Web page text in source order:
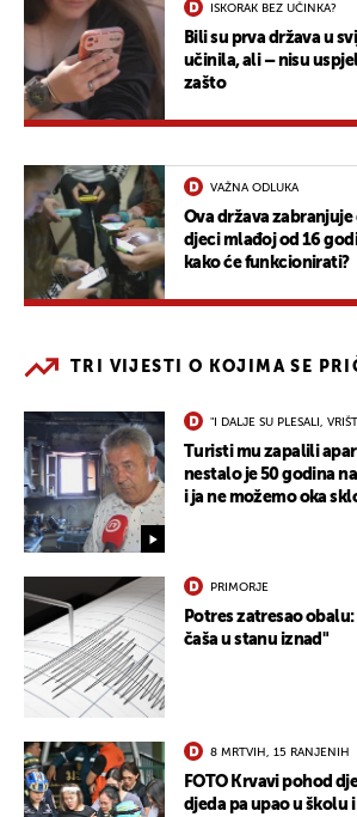
ISKORAK BEZ UČINKA?
Bili su prva država u
učinila, ali – nisu
zašto
VAŽNA ODLUKA
Ova država
djeci mlađoj od 16
kako će funkcionirati?
TRI VIJESTI O KOJIMA SE
"I DALJE SU PLESALI,
Turisti mu zapalili
nestalo je 50 godina
i ja ne možemo oka
PRIMORJE
Potres zatresao
čaša u stanu iznad"
8 MRTVIH, 15 RANJENIH
FOTO Krvavi pohod
djeda pa upao u školu